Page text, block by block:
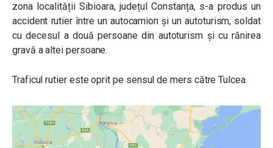
zona localității Sibioara, județul Constanța, s-a produs un
accident rutier între un autocamion și un autoturism, soldat
cu decesul a două persoane din autoturism și cu rănirea
gravă a altei persoane.
Traficul rutier este oprit pe sensul de mers către Tulcea.